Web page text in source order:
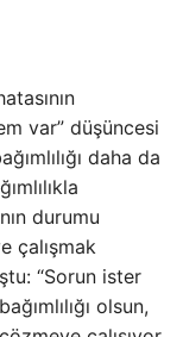
var” düşüncesi
daha da
durumu
çalışmak
“Sorun ister
olsun,